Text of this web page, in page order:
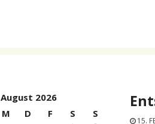
15.
August 2026
M D F S
S